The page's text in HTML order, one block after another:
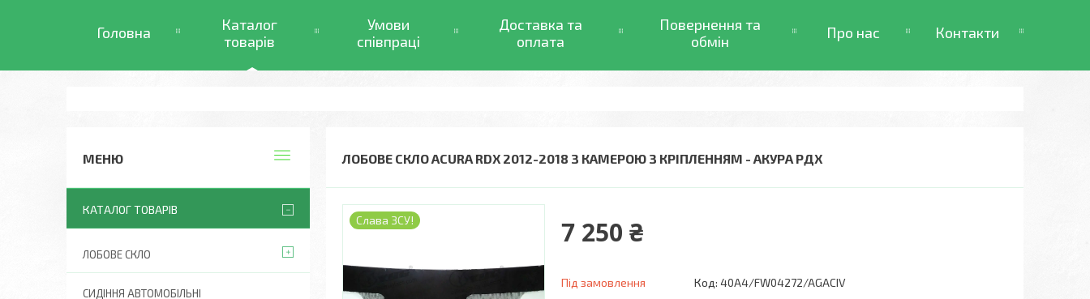
Головна
Каталог
товарів
Умови
співпраці
Доставка та
оплата
Повернення та
обмін
Про нас Контакти
ЛОБОВЕ СКЛО ACURA RDX 2012-2018 З КАМЕРОЮ З КРІПЛЕННЯМ - АКУРА РДХ
Слава ЗСУ! 7 250 ₴
Під замовлення Код: 40A4/FW04272/AGACIV
КАТАЛОГ ТОВАРІВ
ЛОБОВЕ СКЛО
СИДІННЯ АВТОМОБІЛЬНІ